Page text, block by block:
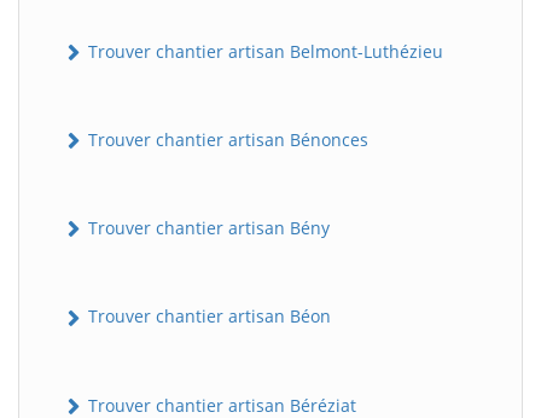
Trouver chantier artisan Belmont-Luthézieu
Trouver chantier artisan Bénonces
Trouver chantier artisan Bény
Trouver chantier artisan Béon
Trouver chantier artisan Béréziat